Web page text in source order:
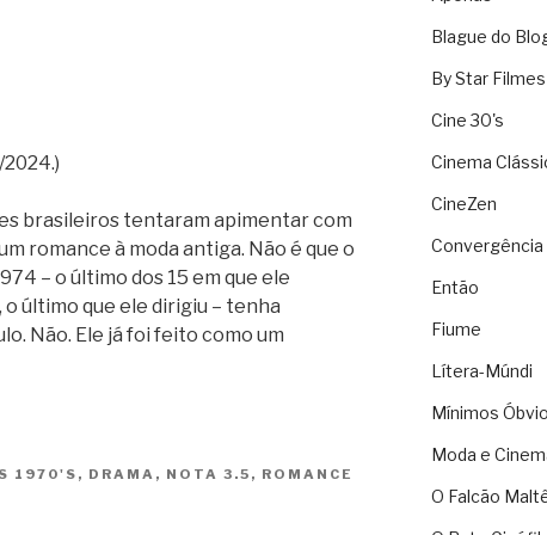
brasileiros tentaram apimentar com
romance à moda antiga. Não é que o
– o último dos 15 em que ele
, o último que ele dirigiu – tenha
Não. Ele já foi feito como um
1970'S , DRAMA , NOTA 3.5 , ROMANCE
Blague do
By Star Filmes
Cine 30's
Cinema
CineZen
Convergência
Então
Fiume
Lítera-Múndi
Mínimos
Moda e
O Falcão